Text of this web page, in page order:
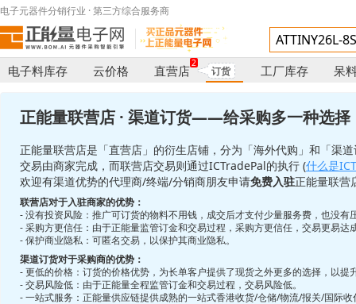
电子元器件分销行业 · 第三方综合服务商
电子料库存 云价格 直营店
2
订货 工厂库存 呆
正能量联营店 · 渠道订货——给采购多一种选择
正能量联营店是「直营店」的衍生店铺，分为「海外代购」和「渠
交易由商家完成，而联营店交易则通过ICTradePal的执行 (什么是
欢迎有渠道优势的代理商/终端/分销商朋友申请免费入驻正能量联营
联营店对于入驻商家的优势：
- 没有投资风险：推广可订货的物料不用钱，成交后才支付少量服务费，也没有
- 采购方更信任：由于正能量监管订金和交易过程，采购方更信任，交易更易达
- 保护商业隐私：可匿名交易，以保护其商业隐私。
渠道订货对于采购商的优势：
- 更低的价格：订货的价格优势，为长单客户提供了现货之外更多的选择，以提
- 交易风险低：由于正能量全程监管订金和交易过程，交易风险低。
- 一站式服务：正能量供应链提供成熟的一站式香港收货/仓储/物流/报关/国际